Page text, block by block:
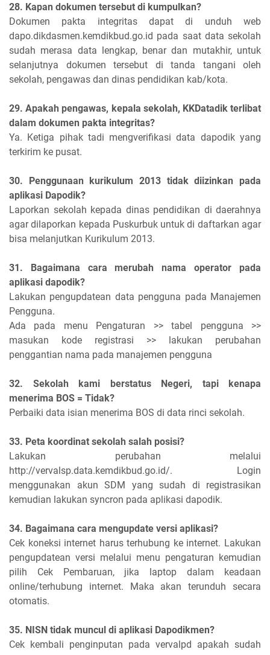
28. Kapan dokumen tersebut di kumpulkan?
Dokumen pakta integritas dapat di unduh web
dapo.dikdasmen.kemdikbud.go.id pada saat data sekolah
sudah merasa data lengkap, benar dan mutakhir, untuk
selanjutnya dokumen tersebut di tanda tangani oleh
sekolah, pengawas dan dinas pendidikan kab/kota.
29. Apakah pengawas, kepala sekolah, KKDatadik terlibat
dalam dokumen pakta integritas?
Ya. Ketiga pihak tadi mengverifikasi data dapodik yang
terkirim ke pusat.
30. Penggunaan kurikulum 2013 tidak diizinkan pada
aplikasi Dapodik?
Laporkan sekolah kepada dinas pendidikan di daerahnya
agar dilaporkan kepada Puskurbuk untuk di daftarkan agar
bisa melanjutkan Kurikulum 2013.
31. Bagaimana cara merubah nama operator pada
aplikasi dapodik?
Lakukan pengupdatean data pengguna pada Manajemen
Pengguna.
Ada pada menu Pengaturan >> tabel pengguna >>
masukan kode registrasi >> lakukan perubahan
penggantian nama pada manajemen pengguna
32. Sekolah kami berstatus Negeri, tapi kenapa
menerima BOS = Tidak?
Perbaiki data isian menerima BOS di data rinci sekolah.
33. Peta koordinat sekolah salah posisi?
Lakukan perubahan melalui
http://vervalsp.data.kemdikbud.go.id/. Login
menggunakan akun SDM yang sudah di registrasikan
kemudian lakukan syncron pada aplikasi dapodik.
34. Bagaimana cara mengupdate versi aplikasi?
Cek koneksi internet harus terhubung ke internet. Lakukan
pengupdatean versi melalui menu pengaturan kemudian
pilih Cek Pembaruan, jika laptop dalam keadaan
online/terhubung internet. Maka akan terunduh secara
otomatis.
35. NISN tidak muncul di aplikasi Dapodikmen?
Cek kembali penginputan pada vervalpd apakah sudah